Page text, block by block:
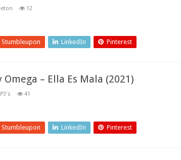
12
Stumbleupon LinkedIn Pinterest
– Ella Es Mala (2021)
41
Stumbleupon LinkedIn Pinterest